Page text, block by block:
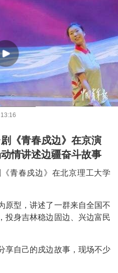
《青春戍边》在京演
情讲述边疆奋斗故事
青春戍边》在北京理工大学
原型，讲述了一群来自全国不
投身吉林稳边固边、兴边富民
享自己的戍边故事，现场不少